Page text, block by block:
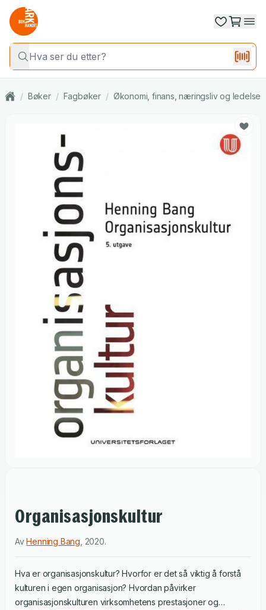
/ Bøker / Fagbøker / Økonomi, finans, næringsliv og ledelse
Organisasjonskultur
AvHenning Bang 2020.
Hva er organisasjonskultur? Hvorfor er det så viktig å forstå
kulturen i egen organisasjon? Hvordan påvirker
organisasjonskulturen virksomhetens prestasjoner og